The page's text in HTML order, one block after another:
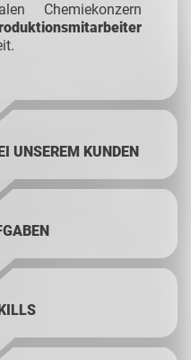
Chemiekonzern
UNSEREM KUNDEN